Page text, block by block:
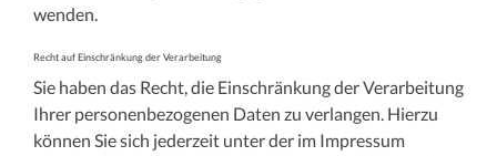
wenden.
Recht auf Einschränkung der Verarbeitung
Sie haben das Recht, die Einschränkung der Verarbeitung
Ihrer personenbezogenen Daten zu verlangen. Hierzu
können Sie sich jederzeit unter der im Impressum